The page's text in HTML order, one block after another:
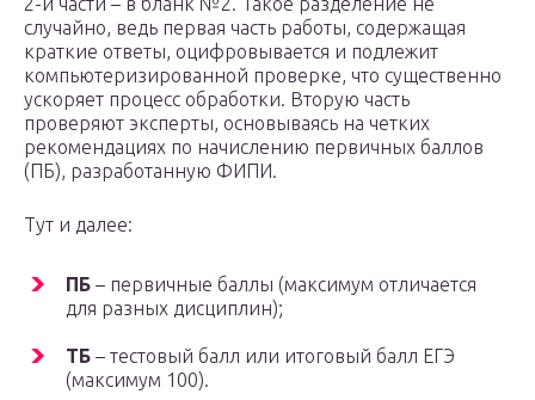
случайно, ведь первая часть работы, содержащая
краткие ответы, оцифровывается и подлежит
компьютеризированной проверке, что существенно
ускоряет процесс обработки. Вторую часть
проверяют эксперты, основываясь на четких
рекомендациях по начислению первичных баллов
(ПБ), разработанную ФИПИ.
Тут и далее:
ПБ – первичные баллы (максимум отличается
для разных дисциплин);
ТБ – тестовый балл или итоговый балл ЕГЭ
(максимум 100).